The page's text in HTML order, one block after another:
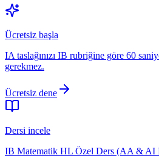
Ücretsiz başla
IA taslağınızı IB rubriğine göre 60
gerekmez.
Ücretsiz dene
Dersi incele
IB Matematik HL Özel Ders (AA & AI